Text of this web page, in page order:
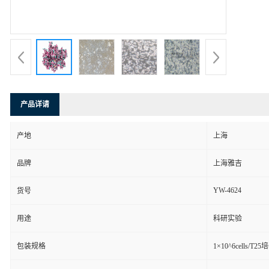
产品详请
产地 上海
品牌 上海雅吉
货号 YW-4624
用途 科研实验
包装规格 1×10^6cells/T25